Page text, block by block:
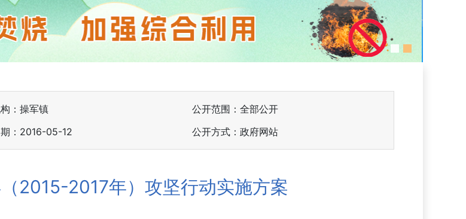
：操军镇
公开范围：全部公开
：2016-05-12 公开方式：政府网站
2015-2017年）攻坚行动实施方案